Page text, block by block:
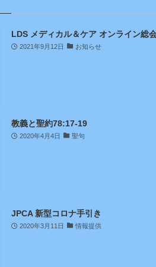
LDS メディカル＆ケア オンライン総
2021年9月12日 お知らせ
教義と聖約78:17-19
2020年4月4日 聖句
JPCA 新型コロナ手引き
2020年3月11日 情報提供